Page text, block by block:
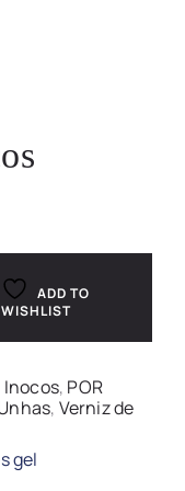
ADD TO
WISHLIST
Inocos, POR
, Verniz de
gel